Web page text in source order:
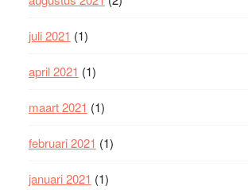
juli 2021 (1)
april 2021 (1)
maart 2021 (1)
februari 2021 (1)
januari 2021 (1)